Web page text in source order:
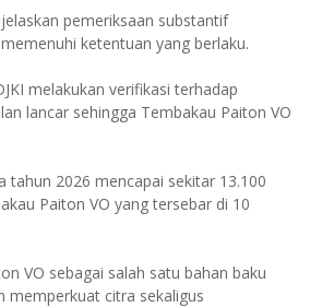
pemeriksaan substantif
ketentuan yang berlaku.
melakukan verifikasi terhadap
lancar sehingga Tembakau Paiton VO
2026 mencapai sekitar 13.100
Paiton VO yang tersebar di 10
VO sebagai salah satu bahan baku
memperkuat citra sekaligus